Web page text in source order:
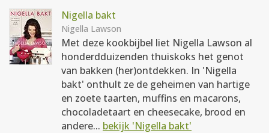
Nigella bakt
Nigella Lawson
Met deze kookbijbel liet Nigella Lawson al
honderdduizenden thuiskoks het genot
van bakken (her)ontdekken. In 'Nigella
bakt' onthult ze de geheimen van hartige
en zoete taarten, muffins en macarons,
chocoladetaart en cheesecake, brood en
andere... bekijk 'Nigella bakt'